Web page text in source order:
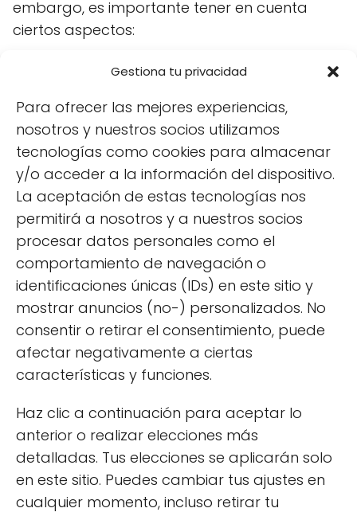
Gestiona tu privacidad
Para ofrecer las mejores experiencias,
nosotros y nuestros socios utilizamos
tecnologías como cookies para almacenar
y/o acceder a la información del dispositivo.
La aceptación de estas tecnologías nos
permitirá a nosotros y a nuestros socios
procesar datos personales como el
comportamiento de navegación o
identificaciones únicas (IDs) en este sitio y
mostrar anuncios (no-) personalizados. No
consentir o retirar el consentimiento, puede
afectar negativamente a ciertas
características y funciones.
Haz clic a continuación para aceptar lo
anterior o realizar elecciones más
detalladas. Tus elecciones se aplicarán solo
en este sitio. Puedes cambiar tus ajustes en
cualquier momento, incluso retirar tu
embargo, es importante tener en cuenta
ciertos aspectos:
Control de calidad:Asegúrate de que
las semillas provengan de una fuente
confiable y, si es posible, opta por *lino
ecológico*.